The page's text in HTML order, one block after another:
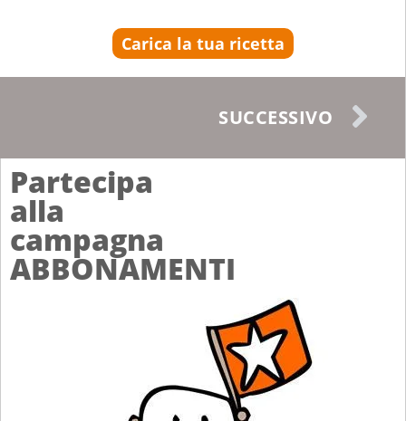
Partecipa
alla
campagna
ABBONAMENTI
Carica la tua ricetta
SUCCESSIVO